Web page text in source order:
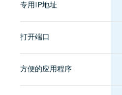
专用IP地址
打开端口
方便的应用程序